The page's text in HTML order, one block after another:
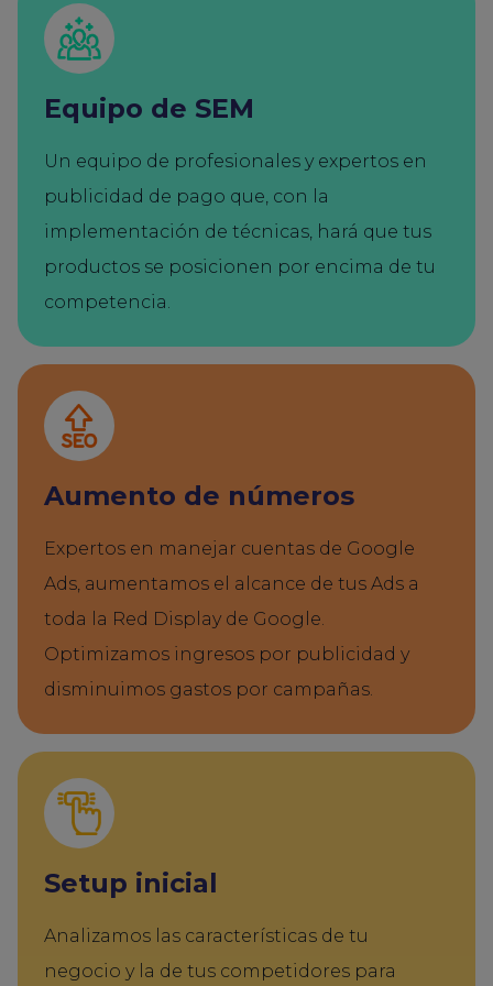
Equipo de SEM
Un equipo de profesionales y expertos en
publicidad de pago que, con la
implementación de técnicas, hará que tus
productos se posicionen por encima de tu
competencia.
Aumento de números
Expertos en manejar cuentas de Google
Ads, aumentamos el alcance de tus Ads a
toda la Red Display de Google.
Optimizamos ingresos por publicidad y
disminuimos gastos por campañas.
Setup inicial
Analizamos las características de tu
negocio y la de tus competidores para